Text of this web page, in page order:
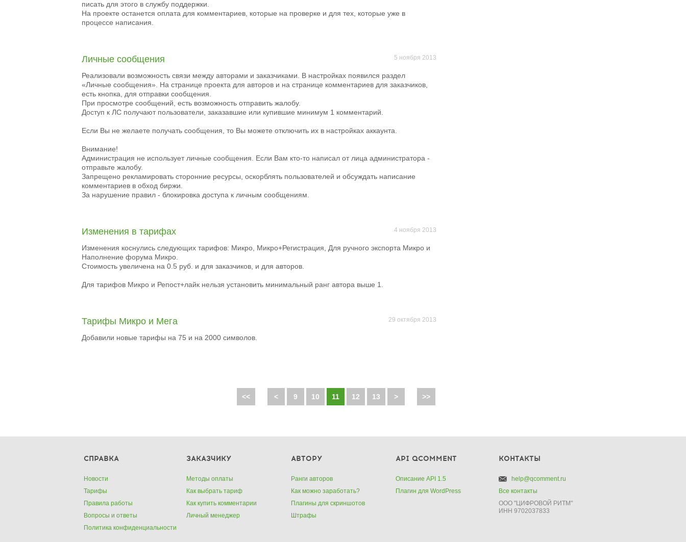
писать для этого в службу поддержки.
На проекте останется оплата для комментариев, которые на проверке и для тех, которые уже в
процессе написания.
Личные сообщения 5 ноября 2013
Реализовали возможность связи между авторами и заказчиками. В настройках появился раздел
«Личные сообщения». На странице проекта для авторов и на странице комментариев для заказчиков,
есть кнопка, для отправки сообщения.
При просмотре сообщений, есть возможность отправить жалобу.
Доступ к ЛС получают пользователи, заказавшие или купившие минимум 1 комментарий.
Если Вы не желаете получать сообщения, то Вы можете отключить их в настройках аккаунта.
Внимание!
Администрация не использует личные сообщения. Если Вам кто-то написал от лица администратора -
отправьте жалобу.
Запрещено рекламировать сторонние ресурсы, оскорблять пользователей и обсуждать написание
комментариев в обход биржи.
За нарушение правил - блокировка доступа к личным сообщениям.
Изменения в тарифах 4 ноября 2013
Изменения коснулись следующих тарифов: Микро, Микро+Регистрация, Для ручного экспорта Микро и
Наполнение форума Микро.
Стоимость увеличена на 0.5 руб. и для заказчиков, и для авторов.
Для тарифов Микро и Репост+лайк нельзя установить минимальный ранг автора выше 1.
Тарифы Микро и Мега 29 октября 2013
Добавили новые тарифы на 75 и на 2000 символов.
<< < 9 10 11 12 13 > >>
СПРАВКА
Новости
Тарифы
Правила работы
Вопросы и ответы
Политика конфиденциальности
ЗАКАЗЧИКУ
Методы оплаты
Как выбрать тариф
Как купить комментарии
Личный менеджер
АВТОРУ
Ранги авторов
Как можно заработать?
Плагины для скриншотов
Штрафы
API QCOMMENT
Описание API 1.5
Плагин для WordPress
КОНТАКТЫ
help@qcomment.ru
Все контакты
ООО "ЦИФРОВОЙ РИТМ"
ИНН 9702037833